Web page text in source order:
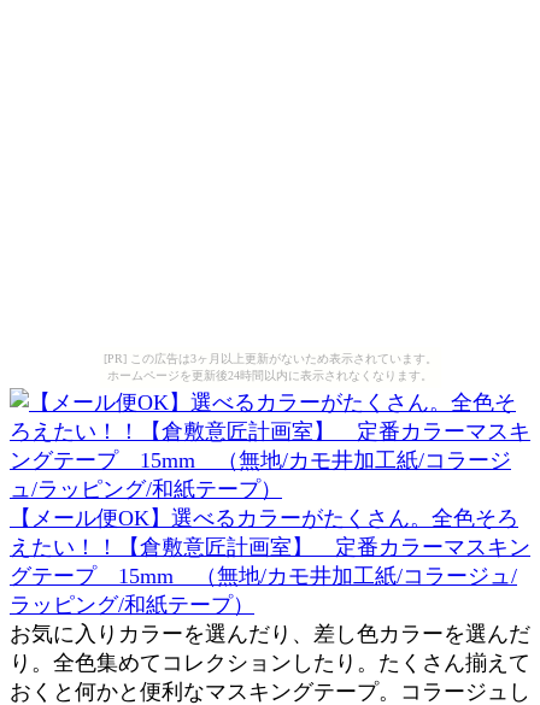
[PR] この広告は3ヶ月以上更新がないため表示されています。
ホームページを更新後24時間以内に表示されなくなります。
【メール便OK】選べるカラーがたくさん。全色そろ
えたい！！【倉敷意匠計画室】 定番カラーマスキン
グテープ 15mm （無地/カモ井加工紙/コラージュ/
ラッピング/和紙テープ）
お気に入りカラーを選んだり、差し色カラーを選んだ
り。全色集めてコレクションしたり。たくさん揃えて
おくと何かと便利なマスキングテープ。コラージュし